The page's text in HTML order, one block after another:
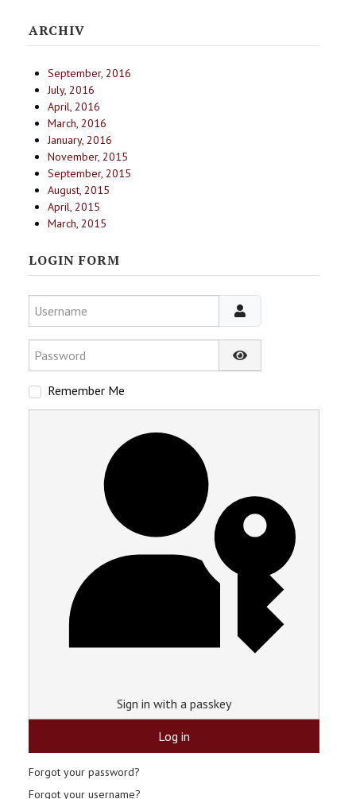
ARCHIV
September, 2016
July, 2016
April, 2016
March, 2016
January, 2016
November, 2015
September, 2015
August, 2015
April, 2015
March, 2015
LOGIN FORM
Username
Password
Show Password
Remember Me
Sign in with a passkey
Log in
Forgot your password?
Forgot your username?